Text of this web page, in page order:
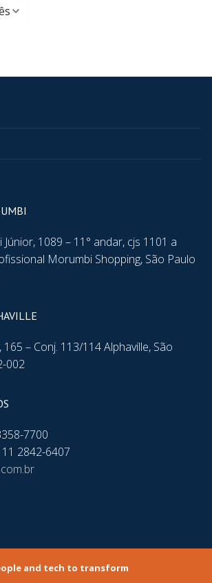
1089 – 11° andar, cjs 1101 a
Morumbi Shopping, São Paulo
– Conj. 113/114 Alphaville, São
002
7700
2842-6407
and tech to transform